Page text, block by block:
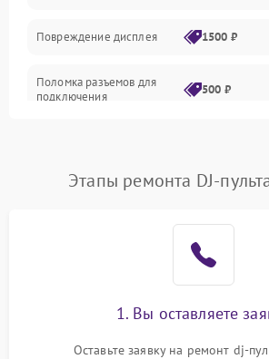
Повреждение дисплея 1500 ₽
Поломка разъемов для
подключения
500 ₽
1000 ₽
Поломка системы
автоматического
1000 ₽
Этапы ремонта DJ-
1. Вы оставляете
Оставьте заявку на ремонт dj-